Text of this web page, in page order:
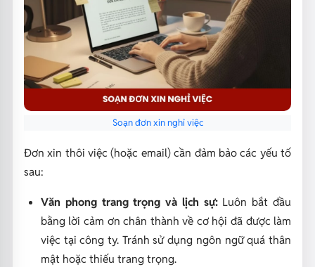
Soạn đơn xin nghỉ việc
Đơn xin thôi việc (hoặc email) cần đảm bảo các yếu tố
sau:
Văn phong trang trọng và lịch sự:Luôn bắt đầu
bằng lời cảm ơn chân thành về cơ hội đã được làm
việc tại công ty. Tránh sử dụng ngôn ngữ quá thân
mật hoặc thiếu trang trọng.